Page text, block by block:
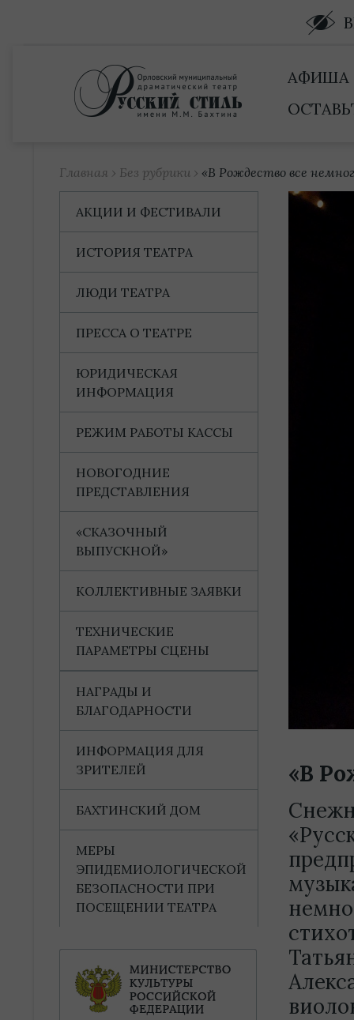
АФИША
Главная › Без рубрики › «В Рождество все
«В
АКЦИИ И ФЕСТИВАЛИ
ИСТОРИЯ ТЕАТРА
ЛЮДИ ТЕАТРА
ПРЕССА О ТЕАТРЕ
ЮРИДИЧЕСКАЯ
ИНФОРМАЦИЯ
РЕЖИМ РАБОТЫ КАССЫ
НОВОГОДНИЕ
ПРЕДСТАВЛЕНИЯ
«СКАЗОЧНЫЙ
ВЫПУСКНОЙ»
КОЛЛЕКТИВНЫЕ ЗАЯВКИ
ТЕХНИЧЕСКИЕ
ПАРАМЕТРЫ СЦЕНЫ
НАГРАДЫ И
БЛАГОДАРНОСТИ
ИНФОРМАЦИЯ ДЛЯ
ЗРИТЕЛЕЙ
БАХТИНСКИЙ ДОМ
МЕРЫ
ЭПИДЕМИОЛОГИЧЕСКОЙ
БЕЗОПАСНОСТИ ПРИ
ПОСЕЩЕНИИ ТЕАТРА